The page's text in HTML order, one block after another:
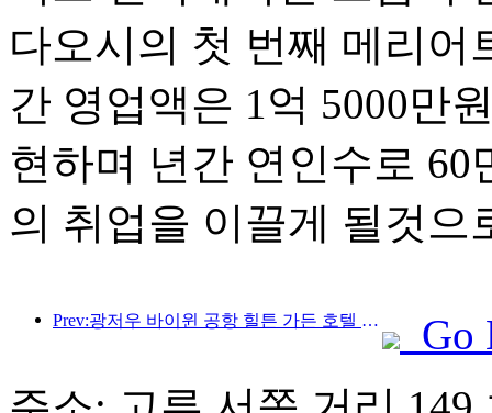
다오시의 첫 번째 메리어
간 영업액은 1억 5000만
현하며 년간 연인수로
의 취업을 이끌게 될것으
Prev:광저우 바이윈 공항 힐튼 가든 호텔 정식 손님맞이
Go